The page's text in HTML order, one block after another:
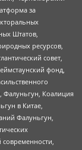
за
Штатов,
ресурсов,
совет,
фонд,
Фалуньгун, Коалиция
в Китае,
Фалуньгун,